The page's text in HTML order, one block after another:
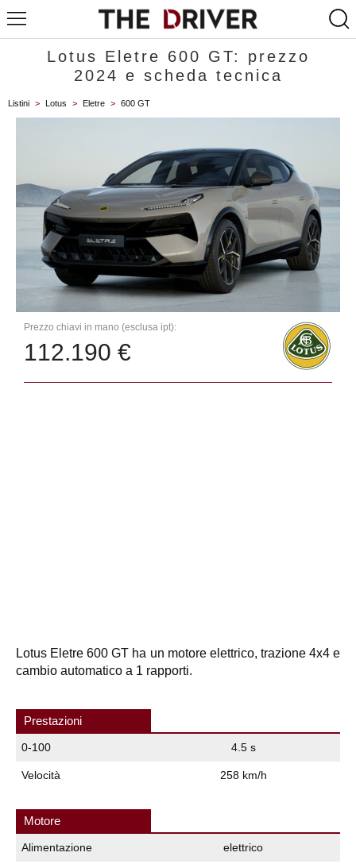
Lotus Eletre 600 GT: prezzo
2024 e scheda tecnica
Listini > Lotus > Eletre > 600 GT
Prezzo chiavi in mano (esclusa ipt):
112.190 €
Lotus Eletre 600 GT ha un motore elettrico, trazione 4x4 e
cambio automatico a 1 rapporti.
Prestazioni
0-100 4.5 s
Velocità 258 km/h
Motore
Alimentazione elettrico